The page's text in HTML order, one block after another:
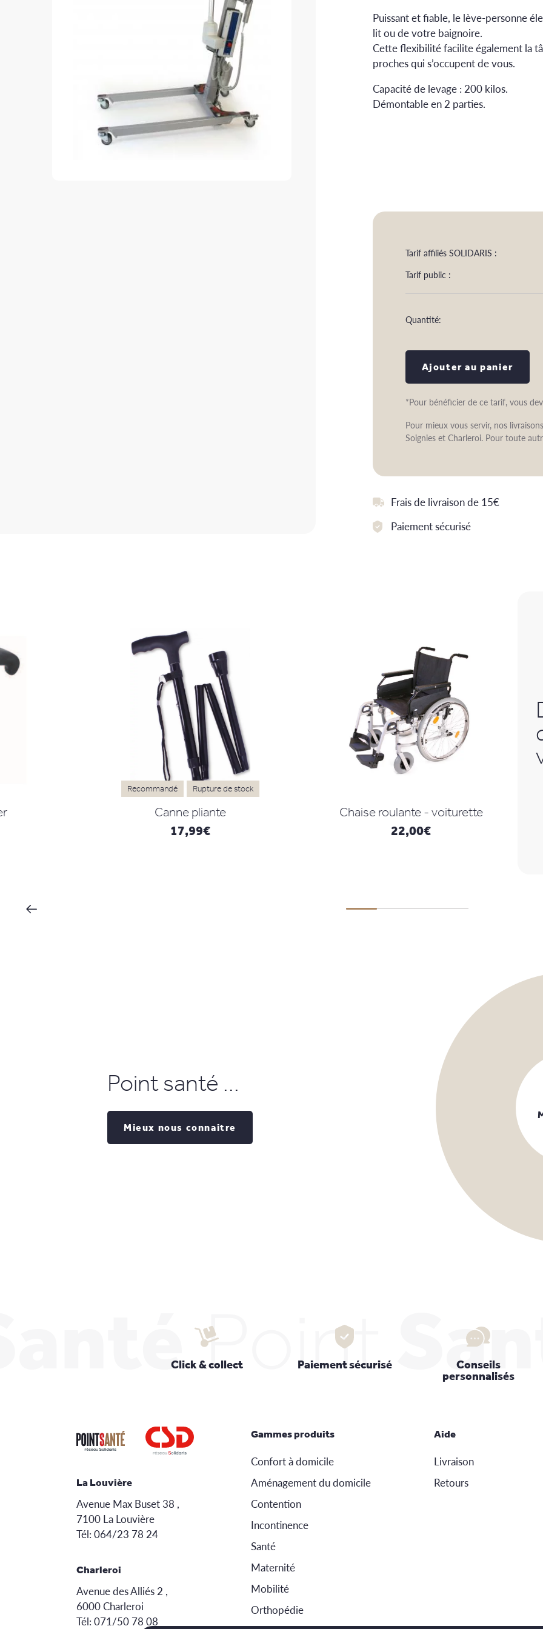
Puissant et fiable, le lève-personne
lit ou de votre baignoire.
Cette flexibilité facilite également la
proches qui s’occupent de vous.
Capacité de levage : 200 kilos.
Démontable en 2 parties.
Tarif affiliés SOLIDARIS :
Tarif public :
Quantité:
Ajouter au panier
*Pour bénéficier de ce tarif, vous
Pour mieux vous servir, nos
Soignies et Charleroi. Pour toute
Frais de livraison de 15€
Paiement sécurisé
Recommandé Rupture de stock
Canne pliante
17,99€
Chaise roulante - voiturette
22,00€
Point santé ...
Mieux nous connaitre
Point
Click & collect Paiement sécurisé
Conseils
personnalisés
La Louvière
Avenue Max Buset 38 ,
7100 La Louvière
Tél: 064/23 78 24
Charleroi
Avenue des Alliés 2 ,
6000 Charleroi
Tél: 071/50 78 08
Gammes produits
Confort à domicile
Aménagement du domicile
Contention
Incontinence
Santé
Maternité
Mobilité
Orthopédie
Aide
Livraison
Retours